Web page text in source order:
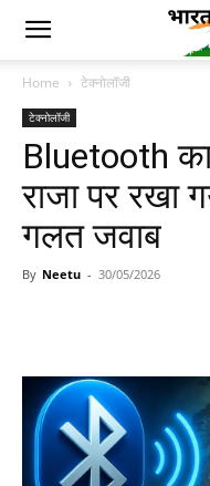
Home टेक्नोलॉजी
टेक्नोलॉजी
Bluetooth
राजा पर रखा
गलत जवाब
By Neetu - 30/05/2026